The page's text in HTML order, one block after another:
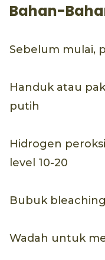
Bahan-
Sebelum mulai,
Handuk atau
putih
Hidrogen
level 10-20
Bubuk bleaching
Wadah untuk